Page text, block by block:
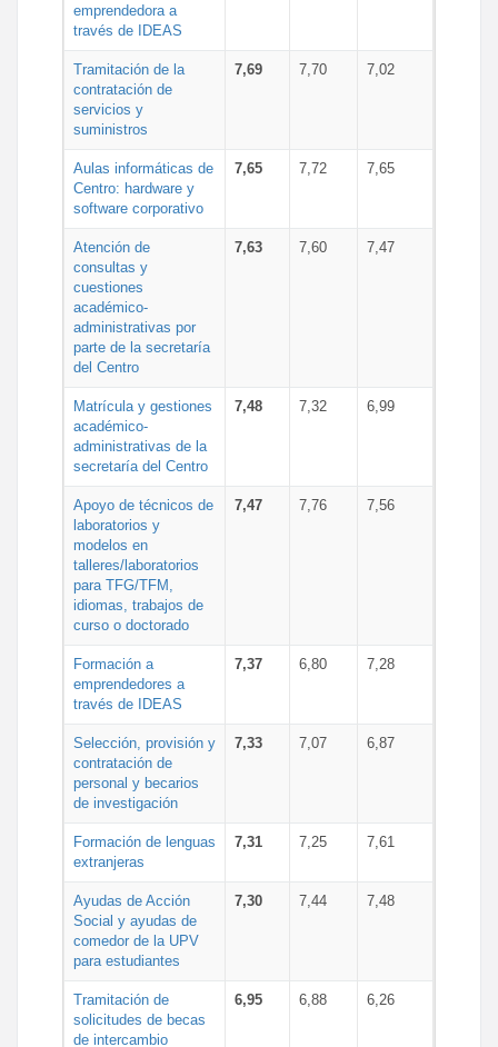
emprendedora a
través de IDEAS
Tramitación de la
contratación de
servicios y
suministros
7,69 7,70 7,02
Aulas informáticas de
Centro: hardware y
software corporativo
7,65 7,72 7,65
Atención de
consultas y
cuestiones
académico-
administrativas por
parte de la secretaría
del Centro
7,63 7,60 7,47
Matrícula y gestiones
académico-
administrativas de la
secretaría del Centro
7,48 7,32 6,99
Apoyo de técnicos de
laboratorios y
modelos en
talleres/laboratorios
para TFG/TFM,
idiomas, trabajos de
curso o doctorado
7,47 7,76 7,56
Formación a
emprendedores a
través de IDEAS
7,37 6,80 7,28
Selección, provisión y
contratación de
personal y becarios
de investigación
7,33 7,07 6,87
Formación de lenguas
extranjeras
7,31 7,25 7,61
Ayudas de Acción
Social y ayudas de
comedor de la UPV
para estudiantes
7,30 7,44 7,48
Tramitación de
solicitudes de becas
de intercambio
6,95 6,88 6,26